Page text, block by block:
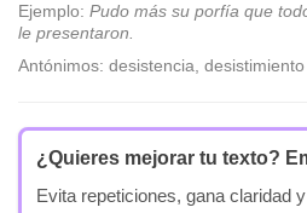
Ejemplo: Pudo más su porfía que
le presentaron.
Antónimos: desistencia, desistimiento
¿Quieres mejorar tu texto?
Evita repeticiones, gana claridad